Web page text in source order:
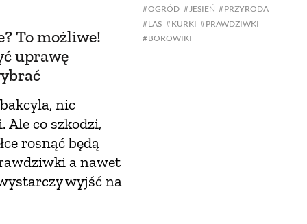
To możliwe!
uprawę
bakcyla, nic
Ale co szkodzi,
rosnąć będą
a nawet
wyjść na
OGRÓD JESIEŃ
PRZYRODA
LAS
KURKI
PRAWDZIWKI
BOROWIKI